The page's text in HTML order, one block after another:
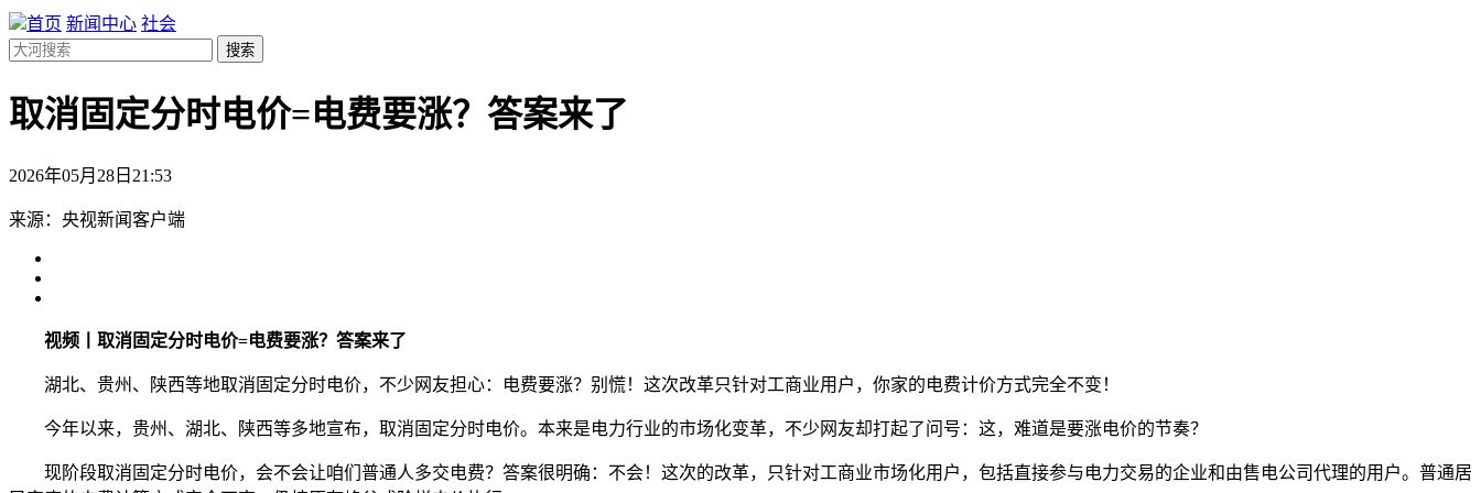
首页 新闻中心 社会
搜索
取消固定分时电价=电费要涨？答案来了
2026年05月28日21:53
来源：央视新闻客户端
视频丨取消固定分时电价=电费要涨？答案来了
湖北、贵州、陕西等地取消固定分时电价，不少网友担心：电费要涨？别慌！这次改革只针对工商业用户，你家的电费计价方式完全不变！
今年以来，贵州、湖北、陕西等多地宣布，取消固定分时电价。本来是电力行业的市场化变革，不少网友却打起了问号：这，难道是要涨电价的节奏？
现阶段取消固定分时电价，会不会让咱们普通人多交电费？答案很明确：不会！这次的改革，只针对工商业市场化用户，包括直接参与电力交易的企业和由售电公司代理的用户。普通居